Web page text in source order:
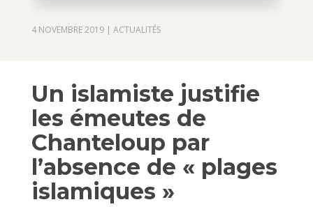
4 NOVEMBRE 2019| ACTUALITÉS
Un islamiste justifie
les émeutes de
Chanteloup par
l’absence de « plages
islamiques »